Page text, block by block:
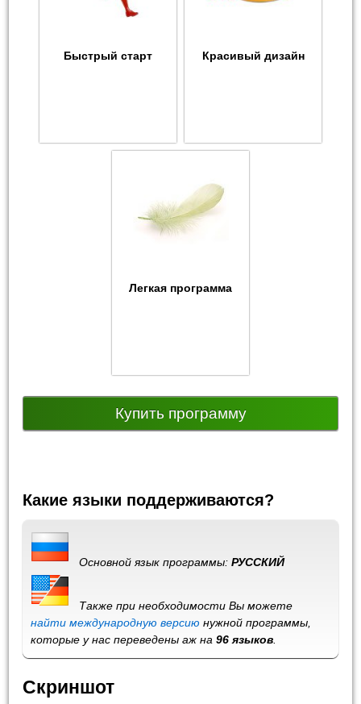
Быстрый старт Красивый дизайн
Легкая программа
Купить программу
Какие языки поддерживаются?
Основной язык программы:РУССКИЙ
Также при необходимости Вы можете
найти международную версию нужной программы,
которые у нас переведены аж на96 языков
Скриншот